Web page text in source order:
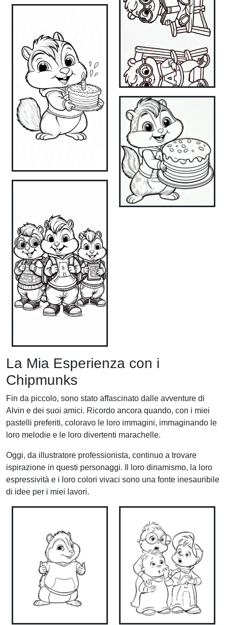
La Mia Esperienza con i
Chipmunks
Fin da piccolo, sono stato affascinato dalle avventure di
Alvin e dei suoi amici. Ricordo ancora quando, con i miei
pastelli preferiti, coloravo le loro immagini, immaginando le
loro melodie e le loro divertenti marachelle.
Oggi, da illustratore professionista, continuo a trovare
ispirazione in questi personaggi. Il loro dinamismo, la loro
espressività e i loro colori vivaci sono una fonte inesauribile
di idee per i miei lavori.